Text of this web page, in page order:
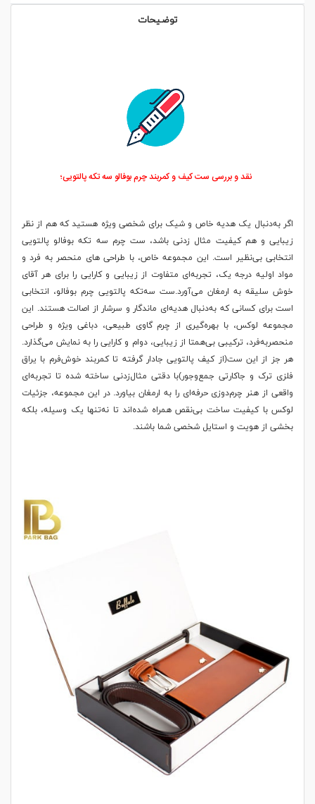
توضیحات
نقد و بررسی ست کیف و کمربند چرم بوفالو سه تکه پالتویی؛
اگر به‌دنبال یک هدیه خاص و شیک برای شخصی ویژه هستید که هم از نظر
زیبایی و هم کیفیت مثال‌ زدنی باشد، ست چرم سه‌ تکه بوفالو پالتویی
انتخابی بی‌نظیر است. این مجموعه خاص، با طراحی‌ های منحصر به فرد و
مواد اولیه درجه یک، تجربه‌ای متفاوت از زیبایی و کارایی را برای هر آقای
خوش‌ سلیقه به ارمغان می‌آورد.ست سه‌تکه پالتویی چرم بوفالو، انتخابی
است برای کسانی که به‌دنبال هدیه‌ای ماندگار و سرشار از اصالت هستند. این
مجموعه لوکس، با بهره‌گیری از چرم گاوی طبیعی، دباغی ویژه و طراحی
منحصربه‌فرد، ترکیبی بی‌همتا از زیبایی، دوام و کارایی را به نمایش می‌گذارد.
هر جز از این ست(از کیف پالتویی جادار گرفته تا کمربند خوش‌فرم با یراق
فلزی ترک و جاکارتی جمع‌وجور)با دقتی مثال‌زدنی ساخته شده تا تجربه‌ای
واقعی از هنر چرم‌دوزی حرفه‌ای را به ارمغان بیاورد. در این مجموعه، جزئیات
لوکس با کیفیت ساخت بی‌نقص همراه شده‌اند تا نه‌تنها یک وسیله، بلکه
بخشی از هویت و استایل شخصی شما باشند.